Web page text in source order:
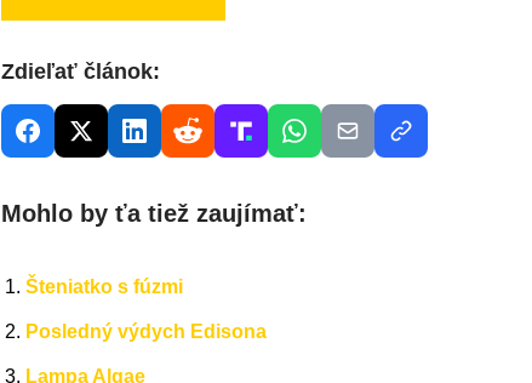
Zdieľať článok:
Mohlo by ťa tiež zaujímať:
Šteniatko s fúzmi
Posledný výdych Edisona
Lampa Algae